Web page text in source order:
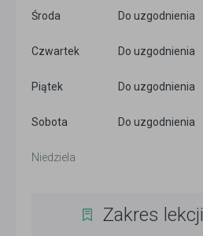
Środa Do uzgodnienia
Czwartek Do uzgodnienia
Piątek Do uzgodnienia
Sobota Do uzgodnienia
Niedziela
Zakres lekcji